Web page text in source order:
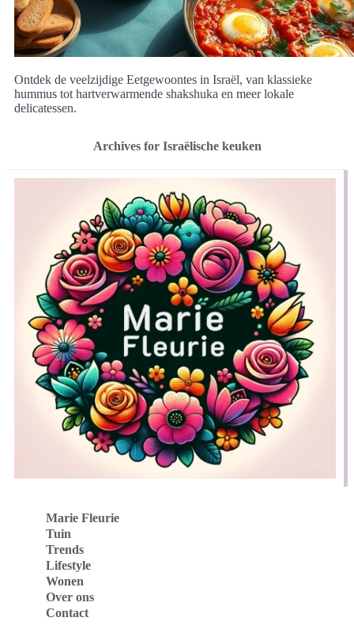
Ontdek de veelzijdige Eetgewoontes in Israël, van klassieke
hummus tot hartverwarmende shakshuka en meer lokale
delicatessen.
Archives for Israëlische keuken
Marie Fleurie
Tuin
Trends
Lifestyle
Wonen
Over ons
Contact